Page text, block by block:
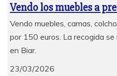
Vendo los muebles a
Vendo muebles, camas,
por 150 euros. La recogida
en Biar.
23/03/2026